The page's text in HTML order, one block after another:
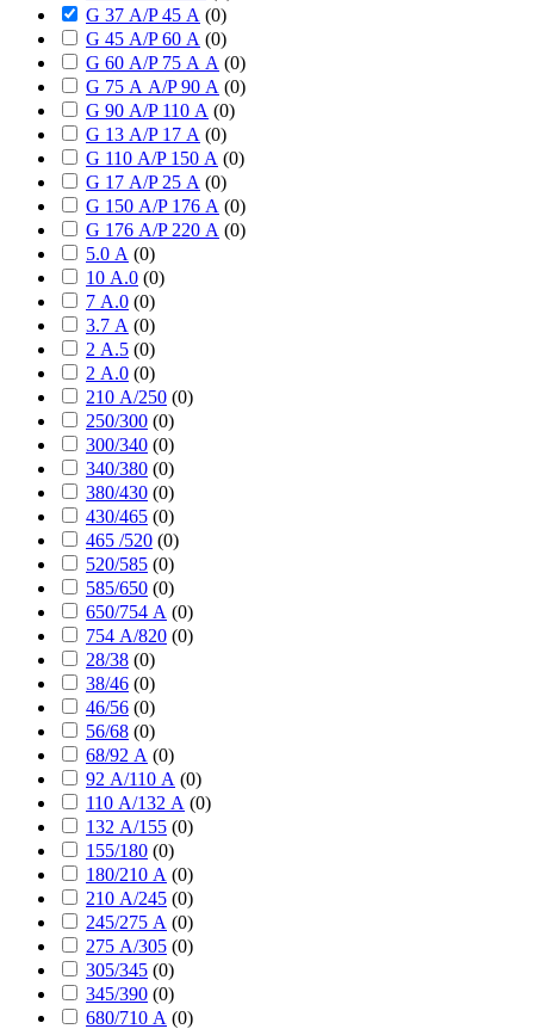
G 37 А/P 45 А (0)
G 45 А/P 60 А (0)
G 60 А/P 75 А А (0)
G 75 А А/P 90 А (0)
G 90 А/P 110 А (0)
G 13 А/P 17 А (0)
G 110 А/P 150 А (0)
G 17 А/P 25 А (0)
G 150 А/P 176 А (0)
G 176 А/P 220 А (0)
5.0 А (0)
10 А.0 (0)
7 А.0 (0)
3.7 А (0)
2 А.5 (0)
2 А.0 (0)
210 А/250 (0)
250/300 (0)
300/340 (0)
340/380 (0)
380/430 (0)
430/465 (0)
465 /520 (0)
520/585 (0)
585/650 (0)
650/754 А (0)
754 А/820 (0)
28/38 (0)
38/46 (0)
46/56 (0)
56/68 (0)
68/92 А (0)
92 А/110 А (0)
110 А/132 А (0)
132 А/155 (0)
155/180 (0)
180/210 А (0)
210 А/245 (0)
245/275 А (0)
275 А/305 (0)
305/345 (0)
345/390 (0)
680/710 А (0)